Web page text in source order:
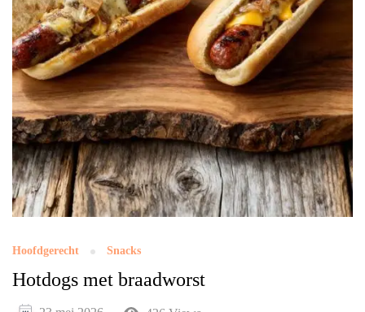
Hoofdgerecht Snacks
Hotdogs met braadworst